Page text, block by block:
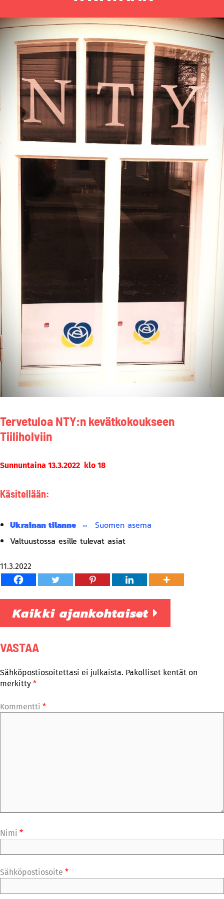
Tervetuloa NTY:n kevätkokoukseen
Tiiliholviin
Sunnuntaina 13.3.2022 klo 18
Käsitellään:
Ukrainan tilanne ⇔
Suomen asema
Valtuustossa esille tulevat asiat
11.3.2022
Kaikki ajankohtaiset
VASTAA
Sähköpostiosoitettasi ei julkaista. Pakolliset kentät on
merkitty *
Kommentti *
Nimi *
Sähköpostiosoite *